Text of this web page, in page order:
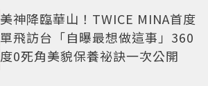
美神降臨華山！TWICE MINA首度
單飛訪台「自曝最想做這事」360
度0死角美貌保養祕訣一次公開